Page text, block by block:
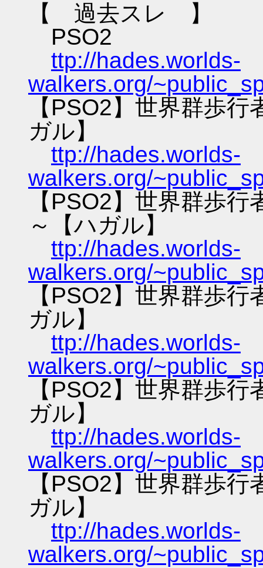
【 過去スレ 】
PSO2
ttp://hades.worlds-
walkers.org/
【PSO2】世界群歩
ガル】
ttp://hades.worlds-
walkers.org/
【PSO2】世界群歩
～【ハガル】
ttp://hades.worlds-
walkers.org/
【PSO2】世界群歩
ガル】
ttp://hades.worlds-
walkers.org/
【PSO2】世界群歩
ガル】
ttp://hades.worlds-
walkers.org/
【PSO2】世界群歩
ガル】
ttp://hades.worlds-
walkers.org/